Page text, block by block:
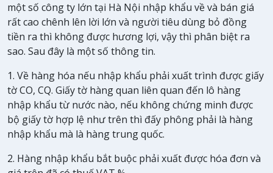
một số công ty lớn tại Hà Nội nhập khẩu về và bán giá
rất cao chênh lên lời lớn và người tiêu dùng bỏ đồng
tiền ra thì không được hương lợi, vậy thì phân biệt ra
sao. Sau đây là một số thông tin.
1. Về hàng hóa nếu nhập khẩu phải xuất trình được giấy
tờ CO, CQ. Giấy tờ hàng quan liên quan đến lô hàng
nhập khẩu từ nước nào, nếu không chứng minh được
bộ giấy tờ hợp lệ như trên thì đấy phông phải là hàng
nhập khẩu mà là hàng trung quốc.
2. Hàng nhập khẩu bắt buộc phải xuất được hóa đơn và